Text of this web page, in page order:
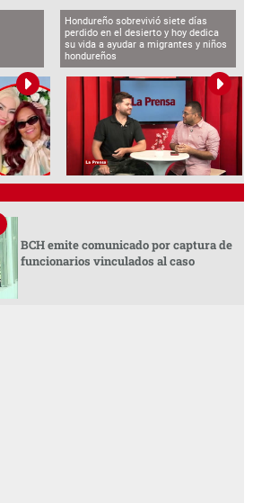
Hondureño sobrevivió siete días
perdido en el desierto y hoy dedica
su vida a ayudar a migrantes y niños
hondureños
BCH emite comunicado por captura de
funcionarios vinculados al caso